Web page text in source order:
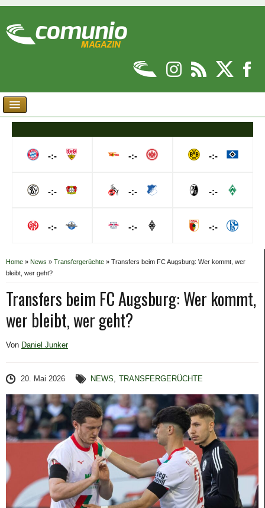
-:-
-:-
-:-
-:-
-:-
-:-
-:-
-:-
-:-
Home » News » Transfergerüchte » Transfers beim FC Augsburg: Wer kommt, wer
bleibt, wer geht?
Transfers beim FC Augsburg: Wer kommt,
wer bleibt, wer geht?
Von Daniel Junker
20. Mai 2026 NEWS, TRANSFERGERÜCHTE